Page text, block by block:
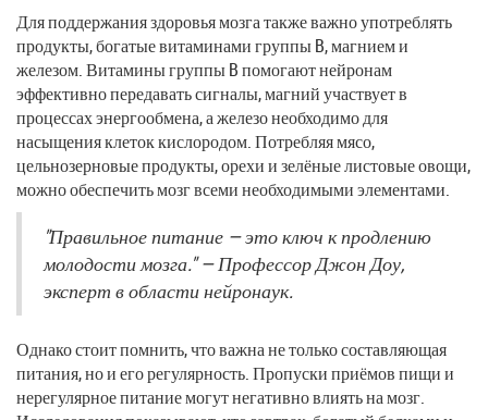
Для поддержания здоровья мозга также важно употреблять
продукты, богатые витаминами группы B, магнием и
железом. Витамины группы B помогают нейронам
эффективно передавать сигналы, магний участвует в
процессах энергообмена, а железо необходимо для
насыщения клеток кислородом. Потребляя мясо,
цельнозерновые продукты, орехи и зелёные листовые овощи,
можно обеспечить мозг всеми необходимыми элементами.
"Правильное питание — это ключ к продлению
молодости мозга." — Профессор Джон Доу,
эксперт в области нейронаук.
Однако стоит помнить, что важна не только составляющая
питания, но и его регулярность. Пропуски приёмов пищи и
нерегулярное питание могут негативно влиять на мозг.